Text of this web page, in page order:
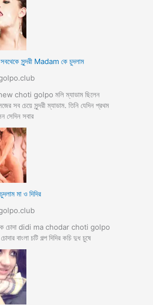
সুন্দরী Madam কে চুদলাম
choti golpo মলি ম্যাডাম ছিলেন
সব চেয়ে সুন্দরী ম্যাডাম. তিনি যেদিন প্রথম
সেদিন সবার
মা ও দিদির
চোদা didi ma chodar choti golpo
বাংলা চটি গল্প দিদির কচি দুধ চুষে